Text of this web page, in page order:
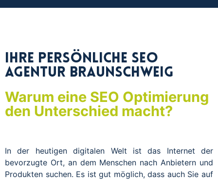
Ihre persönliche SEO
Agentur Braunschweig
Warum eine SEO Optimierung
den Unterschied macht?
In der heutigen digitalen Welt ist das Internet der
bevorzugte Ort, an dem Menschen nach Anbietern und
Produkten suchen. Es ist gut möglich, dass auch Sie auf